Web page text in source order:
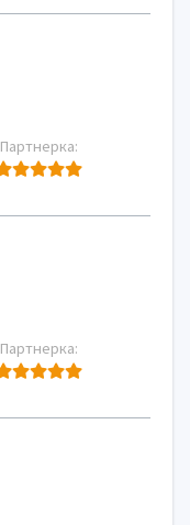
Партнерка:
Партнерка: